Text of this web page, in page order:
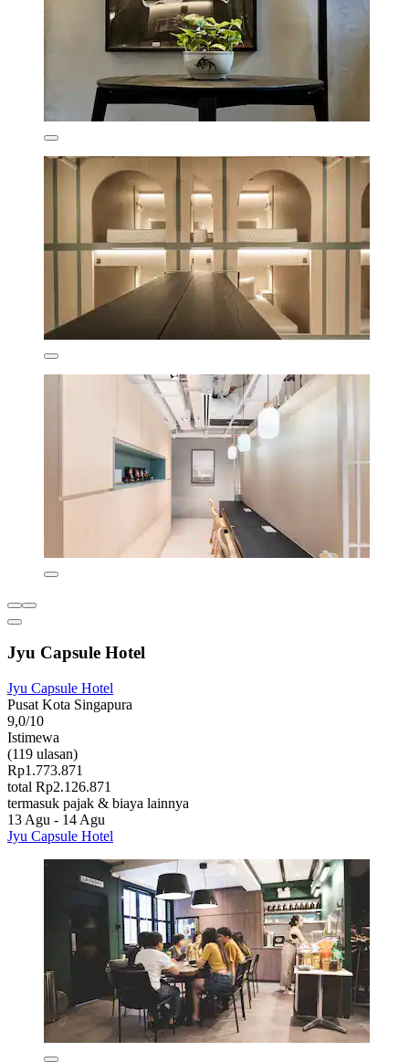
Jyu Capsule Hotel
Jyu Capsule Hotel
Pusat Kota Singapura
9,0/10
Istimewa
(119 ulasan)
Rp1.773.871
total Rp2.126.871
termasuk pajak & biaya lainnya
13 Agu - 14 Agu
Jyu Capsule Hotel